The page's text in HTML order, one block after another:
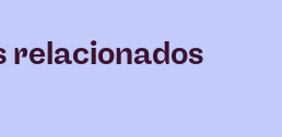
relacionados